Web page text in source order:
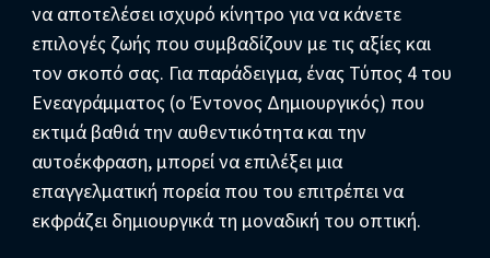
να αποτελέσει ισχυρό κίνητρο για να κάνετε
επιλογές ζωής που συμβαδίζουν με τις αξίες και
τον σκοπό σας. Για παράδειγμα, ένας Τύπος 4 του
Ενεαγράμματος (ο Έντονος Δημιουργικός) που
εκτιμά βαθιά την αυθεντικότητα και την
αυτοέκφραση, μπορεί να επιλέξει μια
επαγγελματική πορεία που του επιτρέπει να
εκφράζει δημιουργικά τη μοναδική του οπτική.